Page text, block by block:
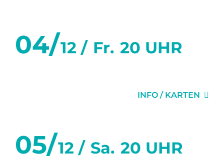
04/12 / Fr. 20 UHR
INFO / KARTEN
05/12 / Sa. 20 UHR